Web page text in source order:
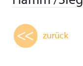
zurück